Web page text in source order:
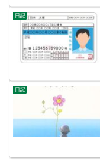
日記
日記